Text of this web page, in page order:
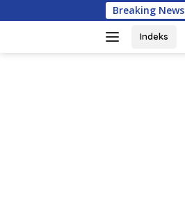
ke
Breaking News
Indeks